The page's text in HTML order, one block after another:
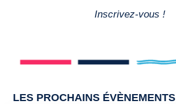
Inscrivez-vous !
LES PROCHAINS ÉVÈNEMENTS